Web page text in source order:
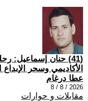
(41) حنان إسماعيل:
الأكاديمي وسحر الإبداع
عطا درغام
2026 / 8 / 8
مقابلات و حوارات